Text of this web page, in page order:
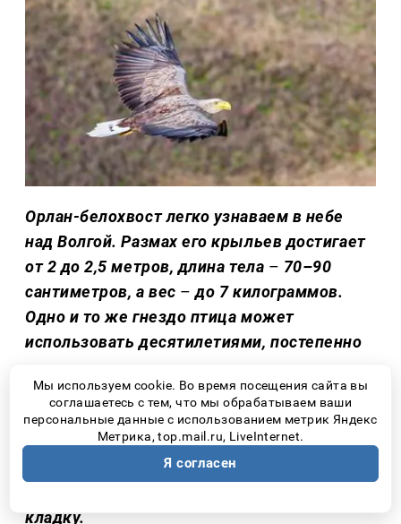
Орлан-белохвост легко узнаваем в небе
над Волгой. Размах его крыльев достигает
от 2 до 2,5 метров, длина тела – 70–90
сантиметров, а вес – до 7 килограммов.
Одно и то же гнездо птица может
использовать десятилетиями, постепенно
метра. Но даже такой сильный хищник
оказывается беззащитным перед
человеком. Достаточно приблизиться к
гнезду в период выведения потомства, и
кладку.
Мы используем cookie. Во время посещения сайта вы
соглашаетесь с тем, что мы обрабатываем ваши
персональные данные с использованием метрик Яндекс
Метрика, top.mail.ru, LiveInternet.
Я согласен